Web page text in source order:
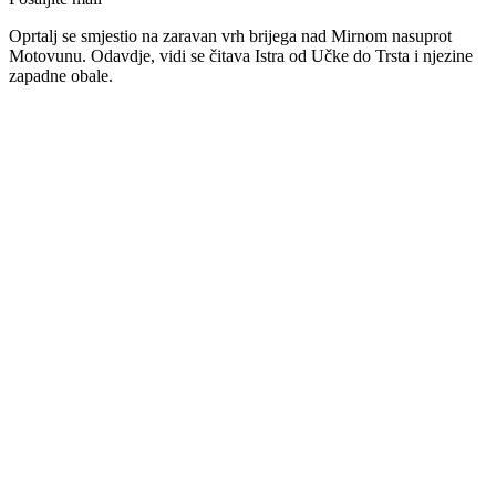
Oprtalj se smjestio na zaravan vrh brijega nad Mirnom nasuprot
Motovunu. Odavdje, vidi se čitava Istra od Učke do Trsta i njezine
zapadne obale.